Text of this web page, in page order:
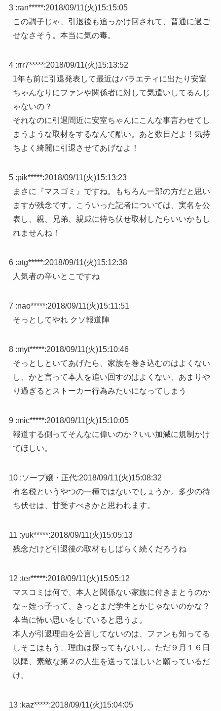
3 :ran*****:2018/09/11(火)15:15:05
この調子じゃ、引退後も追っかけ回されて、普通に過ご
せなさそう。本当に気の毒。
4 :rrr7*****:2018/09/11(火)15:13:52
1年も前に引退発表して最近はバラエティに出たり安室
ちゃんなりにファンや関係者に対して気遣いしてるんじ
ゃないの？
それなのに引退間近に安室ちゃんにこんな事言わせてし
まうような取材をするなんて酷い。あと数日だよ！気持
ちよく綺麗に引退させてあげなよ！
5 :pik*****:2018/09/11(火)15:13:23
まさに『マスゴミ』ですね。もちろん一部の方だと思い
ますが残念です。こういった記者については、実名を公
表し、親、兄弟、親戚に待ち伏せ取材したらいいかもし
れませんね！
6 :atg*****:2018/09/11(火)15:12:38
人気者の辛いとこですね
7 :nao*****:2018/09/11(火)15:11:51
そっとしてやれ クソ報道陣
8 :myt*****:2018/09/11(火)15:10:46
そっとしといてあげたら、家族を巻き込むのはよくない
し、かと言って本人を追い回すのはよくない、あまりや
り過ぎるとストーカー行為みたいになってしまう
9 :mic*****:2018/09/11(火)15:10:05
報道する側ってそんなに偉いのか？いい加減に規制かけ
てほしい。
10 :ソープ嬢・正代:2018/09/11(火)15:08:32
有名税というやつの一種ではないでしょうか。多少の待
ち伏せは、甘受すべきかと思われます。
11 :yuk*****:2018/09/11(火)15:05:13
残念だけど引退後の取材もしばらく続くだろうね
12 :ter*****:2018/09/11(火)15:05:12
マスコミは何で、本人と関係ない家族に付きまとうのか
な～姪っ子って、きっとまだ学生とかじゃないのかな？
本当に怖い思いをしていると思うよ。
本人が引退理由を公言してないのは、ファンも知ってる
しそこはもう、理由は探ってもないし。ただ９月１６日
以降、素敵な第２の人生を送ってほしいと願っているだ
け。
13 :kaz*****:2018/09/11(火)15:04:05